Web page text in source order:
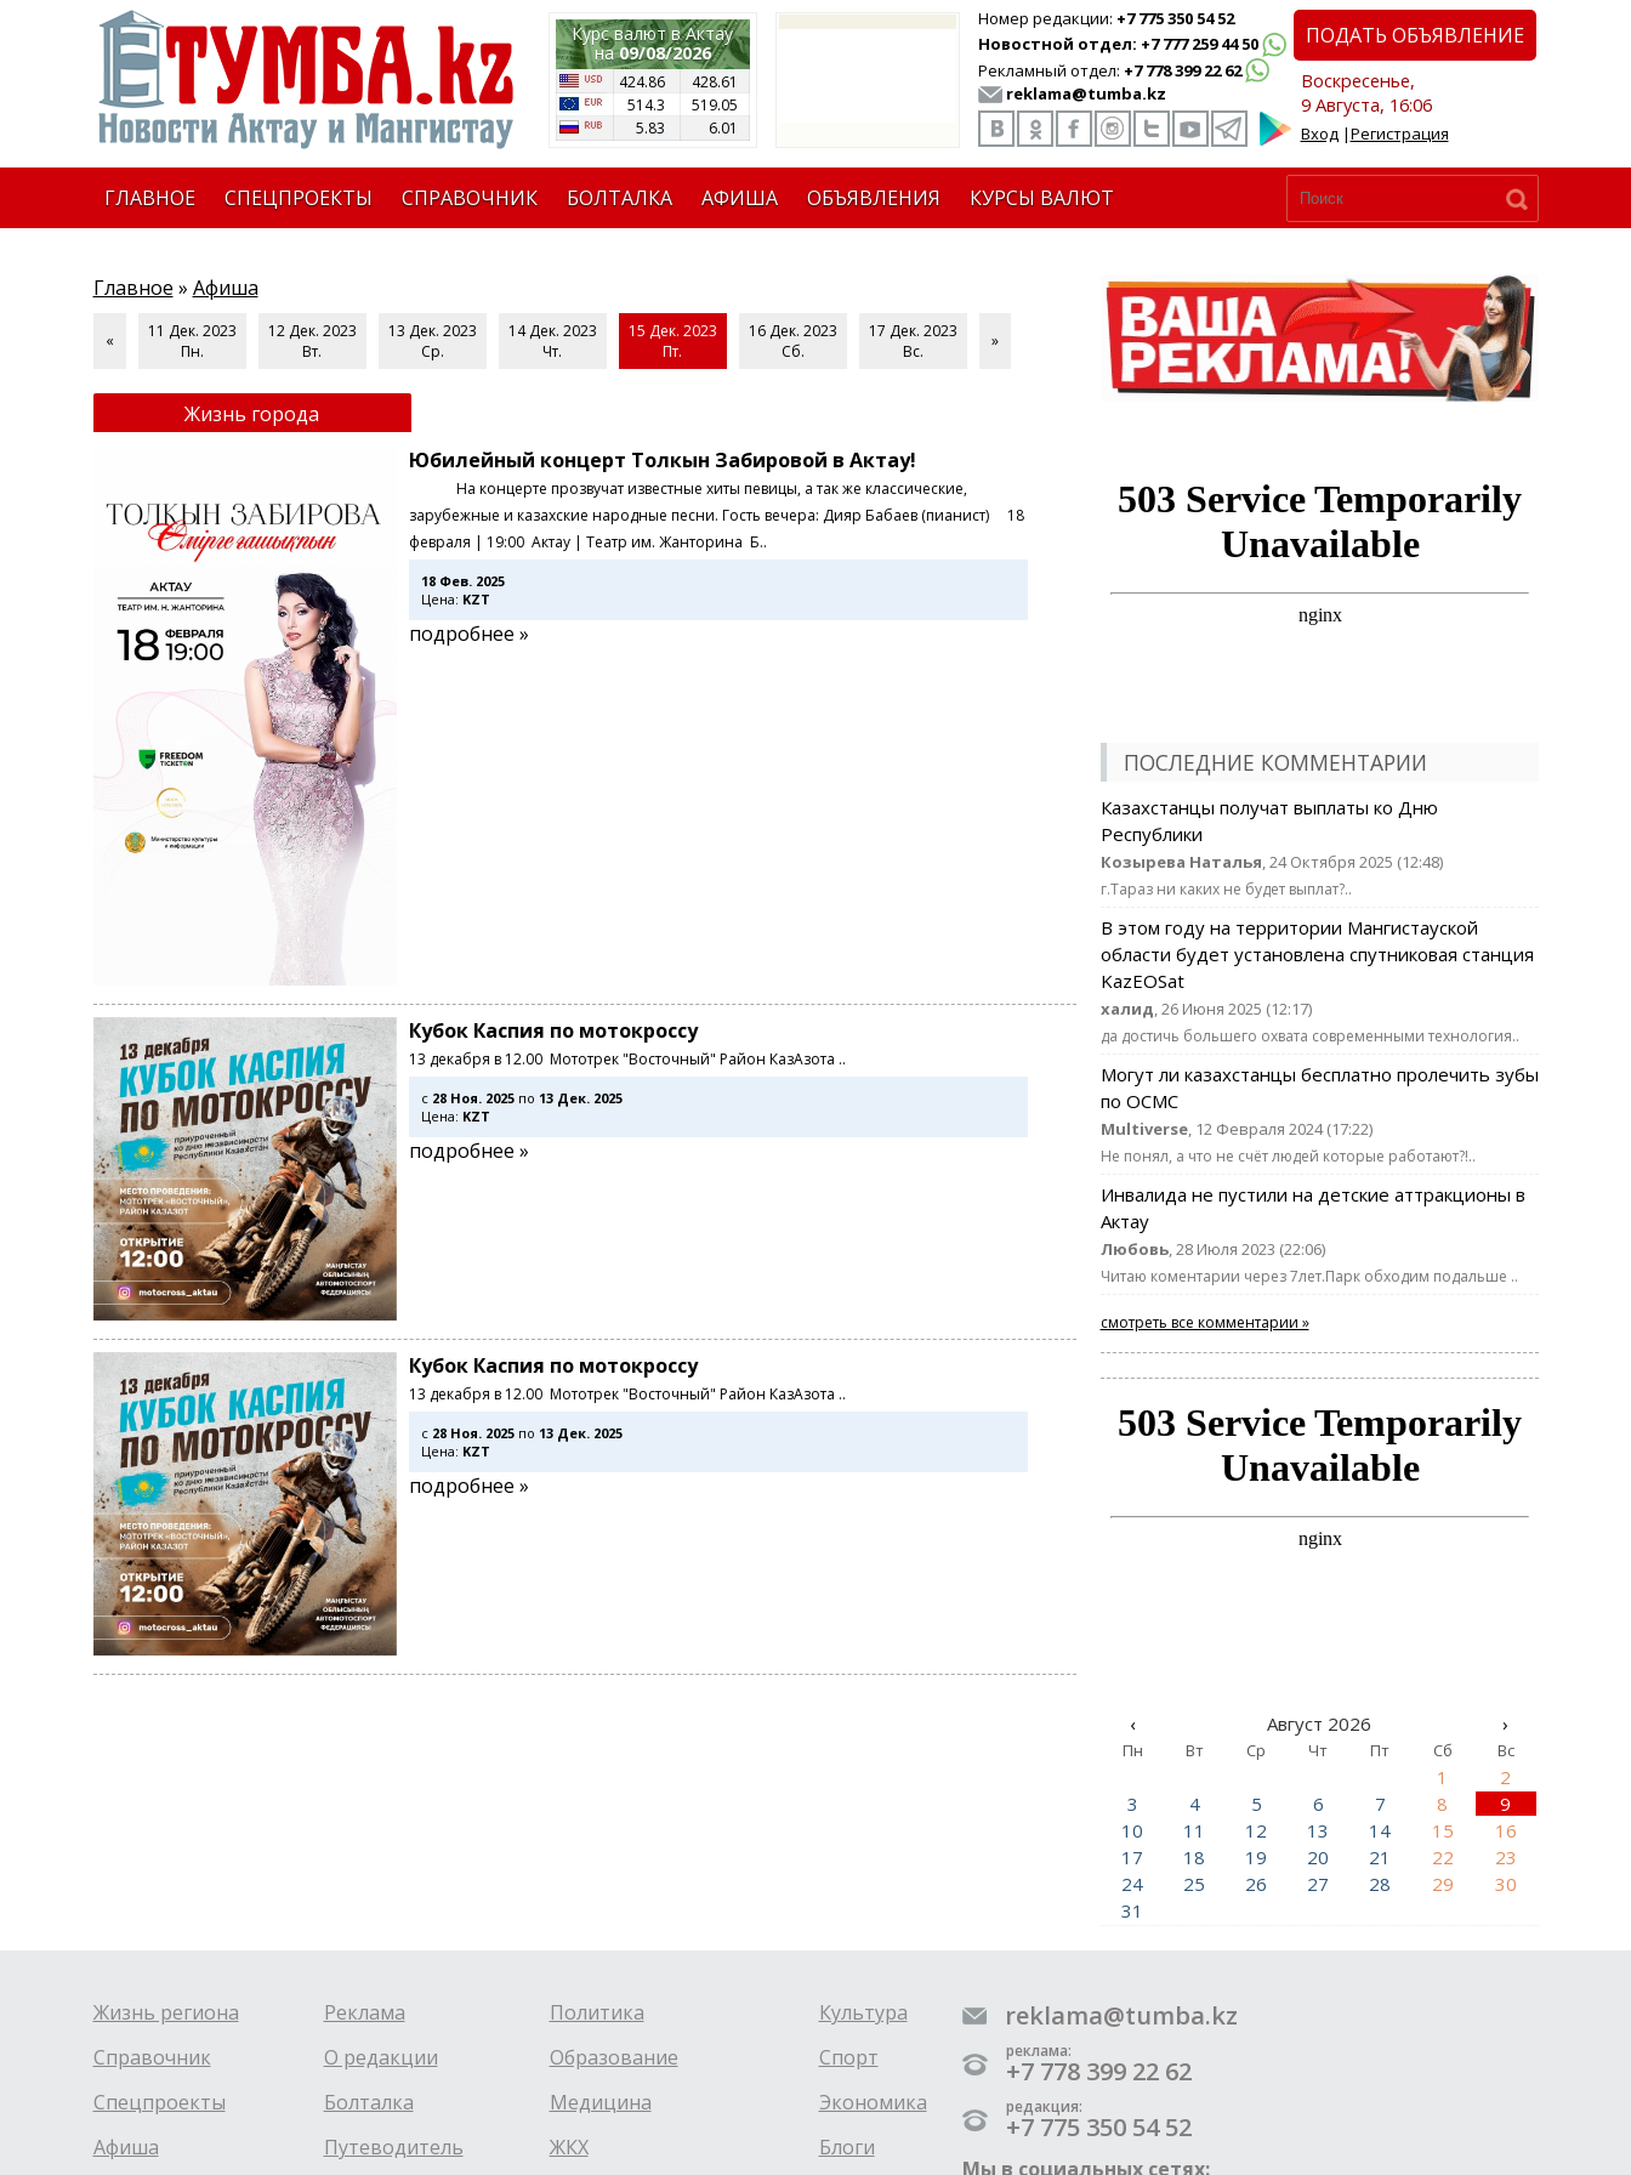
Курс валют в Актау
на09/08/2026
424.86
428.61
514.3
519.05
5.83
6.01
Номер редакции: +7 775 350 54 52
Новостной отдел: +7 777 259 44 50
Рекламный отдел: +7 778 399 22 62
reklama@tumba.kz
ПОДАТЬ ОБЪЯВЛЕНИЕ
Воскресенье,
9 Августа, 16:06
Вход|Регистрация
ГЛАВНОЕ СПЕЦПРОЕКТЫ СПРАВОЧНИК БОЛТАЛКА АФИША ОБЪЯВЛЕНИЯ КУРСЫ ВАЛЮТ
Главное » Афиша
«
11 Дек. 2023
Пн.
12 Дек. 2023
Вт.
13 Дек. 2023
Ср.
14 Дек. 2023
Чт.
15 Дек. 2023
Пт.
16 Дек. 2023
Сб.
17 Дек. 2023
Вс.
»
Жизнь города
Юбилейный концерт Толкын Забировой в Актау!
На концерте прозвучат известные хиты певицы, а так же классические,
зарубежные и казахские народные песни. Гость вечера: Дияр Бабаев (пианист) 18
февраля | 19:00 Актау | Театр им. Жанторина Б..
18 Фев. 2025
Цена: KZT
подробнее »
Кубок Каспия по мотокроссу
13 декабря в 12.00 Мототрек "Восточный" Район КазАзота ..
c 28 Ноя. 2025по 13 Дек. 2025
Цена: KZT
подробнее »
Кубок Каспия по мотокроссу
13 декабря в 12.00 Мототрек "Восточный" Район КазАзота ..
c 28 Ноя. 2025по 13 Дек. 2025
Цена: KZT
подробнее »
ПОСЛЕДНИЕ КОММЕНТАРИИ
Казахстанцы получат выплаты ко Дню
Республики
Козырева Наталья, 24 Октября 2025 (12:48)
г.Тараз ни каких не будет выплат?..
В этом году на территории Мангистауской
области будет установлена спутниковая станция
KazEOSat
халид, 26 Июня 2025 (12:17)
да достичь большего охвата современными технология..
Могут ли казахстанцы бесплатно пролечить зубы
по ОСМС
Multiverse, 12 Февраля 2024 (17:22)
Не понял, а что не счёт людей которые работают?!..
Инвалида не пустили на детские аттракционы в
Актау
Любовь, 28 Июля 2023 (22:06)
Читаю коментарии через 7лет.Парк обходим подальше ..
смотреть все комментарии »
‹ Август 2026 ›
Пн Вт Ср Чт Пт Сб Вс
1
2
3
4 5 6 7 8
9
10
11 12 13 14 15
16
17
18 19 20 21 22
23
24
25 26 27 28 29
30
31
Жизнь региона
Справочник
Спецпроекты
Афиша
Реклама
О редакции
Болталка
Путеводитель
Политика
Образование
Медицина
ЖКХ
Культура
Спорт
Экономика
Блоги
reklama@tumba.kz
реклама:
+7 778 399 22 62
редакция:
+7 775 350 54 52
Мы в социальных сетях: